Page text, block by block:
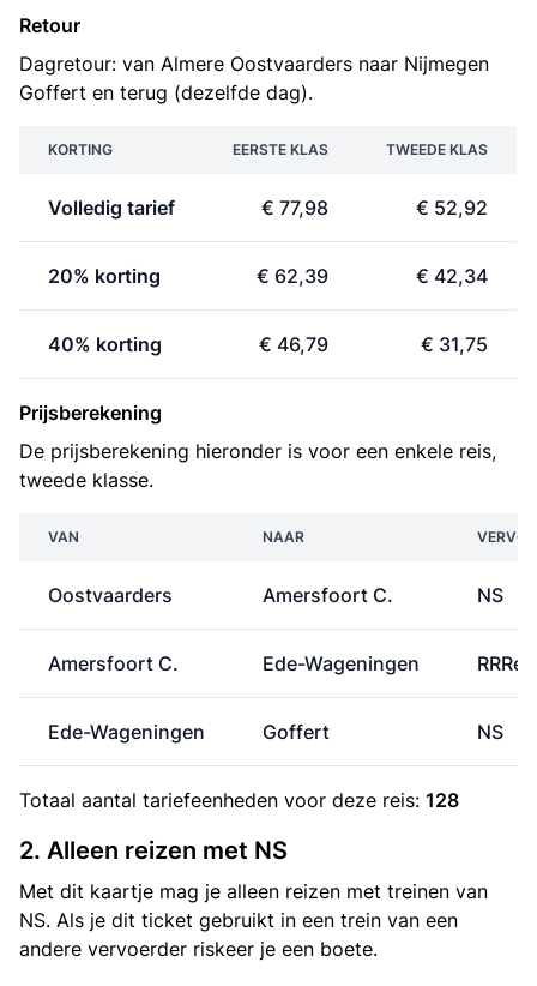
Retour
Dagretour: van Almere Oostvaarders naar Nijmegen
Goffert en terug (dezelfde dag).
KORTING EERSTE KLAS TWEEDE KLAS
Volledig tarief € 77,98 € 52,92
20% korting € 62,39 € 42,34
40% korting € 46,79 € 31,75
Prijsberekening
De prijsberekening hieronder is voor een enkele reis,
tweede klasse.
VAN NAAR
Oostvaarders Amersfoort C. NS
Amersfoort C. Ede-Wageningen
Ede-Wageningen Goffert NS
Totaal aantal tariefeenheden voor deze reis: 128
2. Alleen reizen met NS
Met dit kaartje mag je alleen reizen met treinen van
NS. Als je dit ticket gebruikt in een trein van een
andere vervoerder riskeer je een boete.